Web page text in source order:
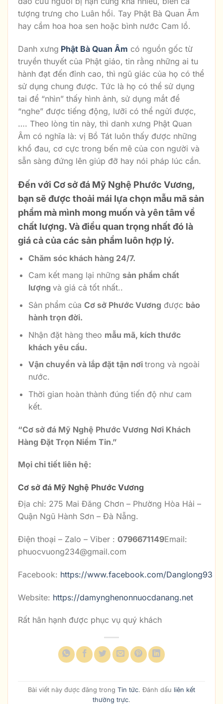
tượng trưng cho Luân hồi. Tay Phật Bà Quan Âm
hay cầm hoa hoa sen hoặc bình nước Cam lồ.
Danh xưng Phật Bà Quan Âm có nguồn gốc từ
truyền thuyết của Phật giáo, tin rằng những ai tu
hành đạt đến đỉnh cao, thì ngũ giác của họ có thể
sử dụng chung được. Tức là họ có thể sử dụng
tai để “nhìn” thấy hình ảnh, sử dụng mắt để
“nghe” được tiếng động, lưỡi có thể ngửi được,
…. Theo lòng tin này, thì danh xưng Phật Quan
Âm có nghĩa là: vị Bồ Tát luôn thấy được những
khổ đau, cơ cực trong bến mê của con người và
sẵn sàng đứng lên giúp đỡ hay nói pháp lúc cần.
Đến với Cơ sở đá Mỹ Nghệ Phước Vương,
bạn sẽ được thoải mái lựa chọn mẫu mã sản
phẩm mà mình mong muốn và yên tâm về
chất lượng. Và điều quan trọng nhất đó là
giá cả của các sản phẩm luôn hợp lý.
Chăm sóc khách hàng 24/7.
Cam kết mang lại những sản phẩm chất
lượng và giá cả tốt nhất..
Sản phẩm của Cơ sở Phước Vương được bảo
hành trọn đời.
Nhận đặt hàng theo mẫu mã, kích thước
khách yêu cầu.
Vận chuyển và lắp đặt tận nơi trong và ngoài
nước.
Thời gian hoàn thành đúng tiến độ như cam
kết.
“Cơ sở đá Mỹ Nghệ Phước Vương Nơi Khách
Hàng Đặt Trọn Niềm Tin.”
Mọi chi tiết liên hệ:
Cơ sở đá Mỹ Nghệ Phước Vương
Địa chỉ: 275 Mai Đăng Chơn – Phường Hòa Hải –
Quận Ngũ Hành Sơn – Đà Nẵng.
Điện thoại – Zalo – Viber : 0796671149Email:
phuocvuong234@gmail.com
Facebook: https://www.facebook.com/Danglong93
Website: https://damynghenonnuocdanang.net
Rất hân hạnh được phục vụ quý khách
Bài viết này được đăng trong Tin tức. Đánh dấu liên kết
thường trực.